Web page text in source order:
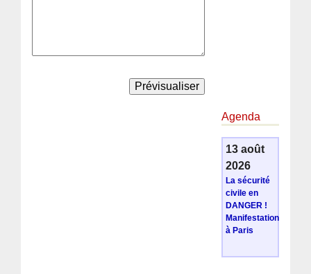
Agenda
13 août
2026
La sécurité
civile en
DANGER !
Manifestation
à Paris